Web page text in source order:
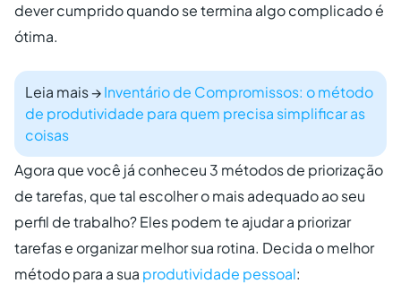
dever cumprido quando se termina algo complicado é
ótima.
Leia mais→Inventário de Compromissos: o método
de produtividade para quem precisa simplificar as
coisas
Agora que você já conheceu 3 métodos de priorização
de tarefas, que tal escolher o mais adequado ao seu
perfil de trabalho? Eles podem te ajudar a priorizar
tarefas e organizar melhor sua rotina. Decida o melhor
método para a sua produtividade pessoal: